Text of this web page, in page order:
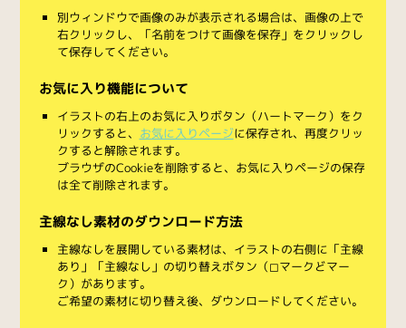
別ウィンドウで画像のみが表示される場合は、画像の上で
右クリックし、「名前をつけて画像を保存」をクリックし
て保存してください。
お気に入り機能について
イラストの右上のお気に入りボタン（ハートマーク）をク
リックすると、 お気に入りページに保存され、再度クリッ
クすると解除されます。
ブラウザのCookieを削除すると、お気に入りページの保存
は全て削除されます。
主線なし素材のダウンロード方法
主線なしを展開している素材は、イラストの右側に「主線
あり」「主線なし」の切り替えボタン（◻︎マークと◼︎マー
ク）があります。
ご希望の素材に切り替え後、ダウンロードしてください。